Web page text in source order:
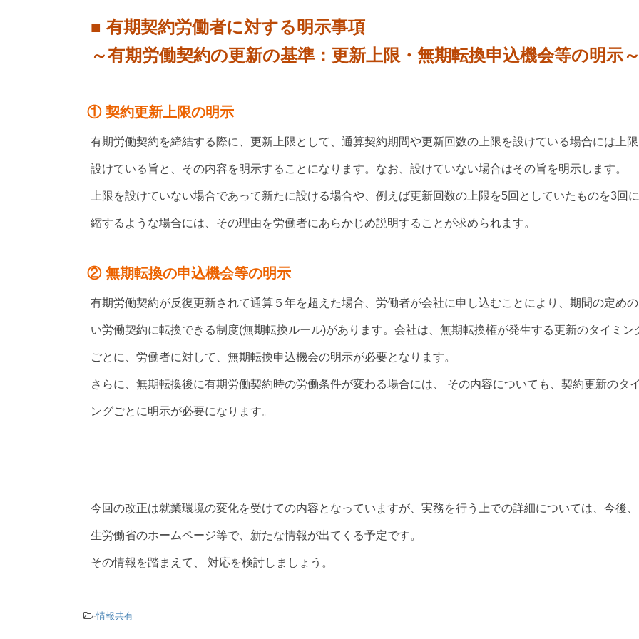
■ 有期契約労働者に対する明示事項
～有期労働契約の更新の基準：更新上限・無期転換申込機会等の明示～
① 契約更新上限の明示
有期労働契約を締結する際に、更新上限として、通算契約期間や更新回数の上限を設けている場合には上
設けている旨と、その内容を明示することになります。なお、設けていない場合はその旨を明示します。
上限を設けていない場合であって新たに設ける場合や、例えば更新回数の上限を5回としていたものを3回
縮するような場合には、その理由を労働者にあらかじめ説明することが求められます。
② 無期転換の申込機会等の明示
有期労働契約が反復更新されて通算５年を超えた場合、労働者が会社に申し込むことにより、期間の定め
い労働契約に転換できる制度(無期転換ルール)があります。会社は、無期転換権が発生する更新のタイミン
ごとに、労働者に対して、無期転換申込機会の明示が必要となります。
さらに、無期転換後に有期労働契約時の労働条件が変わる場合には、 その内容についても、契約更新のタ
ングごとに明示が必要になります。
今回の改正は就業環境の変化を受けての内容となっていますが、実務を行う上での詳細については、今後
生労働省のホームページ等で、新たな情報が出てくる予定です。
その情報を踏まえて、 対応を検討しましょう。
-情報共有